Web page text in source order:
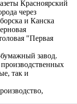
Красноярский
через
и Канска
"Первая
завод.
так и